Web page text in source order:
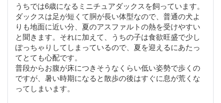
うちでは6歳になるミニチュアダックスを飼っています。
ダックスは足が短くて胴が長い体型なので、普通の犬よ
りも地面に近い分、夏のアスファルトの熱を受けやすい
と聞きます。それに加えて、うちの子は食欲旺盛で少し
ぽっちゃりしてしまっているので、夏を迎えるにあたっ
てとても心配です。
普段からお腹が床につきそうなくらい低い姿勢で歩くの
ですが、暑い時期になると散歩の後はすぐに息が荒くな
ってしまいます。